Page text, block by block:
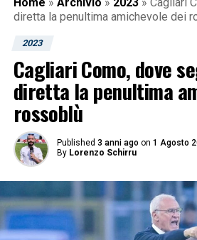
diretta la penultima amichevole dei
2023
Cagliari Como, dove
diretta la penultima
rossoblù
Published 3 anni ago on 1 Agosto
By Lorenzo Schirru